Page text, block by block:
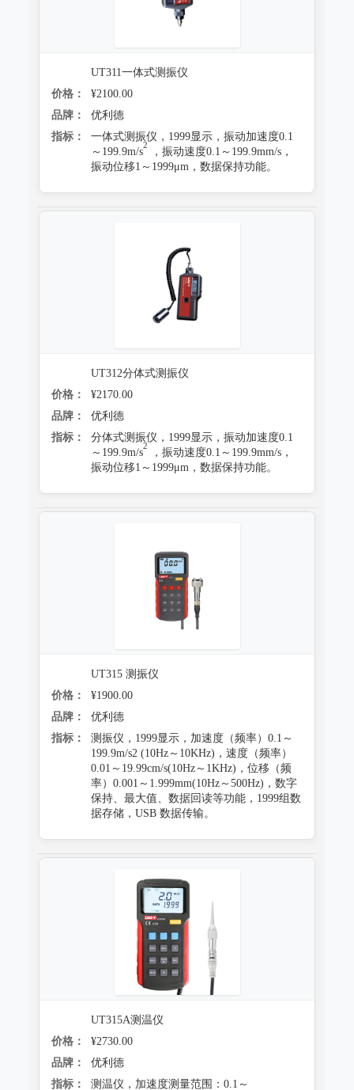
UT311一体式测振仪
价格：
¥2100.00
品牌：
优利德
指标：
一体式测振仪，1999显示，振动加速度0.1
～199.9m/s
2
，振动速度0.1～199.9mm/s，
振动位移1～1999μm，数据保持功能。
UT312分体式测振仪
价格：
¥2170.00
品牌：
优利德
指标：
分体式测振仪，1999显示，振动加速度0.1
～199.9m/s
2
，振动速度0.1～199.9mm/s，
振动位移1～1999μm，数据保持功能。
UT315 测振仪
价格：
¥1900.00
品牌：
优利德
指标：
测振仪，1999显示，加速度（频率）0.1～
199.9m/s2 (10Hz～10KHz)，速度（频率）
0.01～19.99cm/s(10Hz～1KHz)，位移（频
率）0.001～1.999mm(10Hz～500Hz)，数字
保持、最大值、数据回读等功能，1999组数
据存储，USB 数据传输。
UT315A测温仪
价格：
¥2730.00
品牌：
优利德
指标：
测温仪，加速度测量范围：0.1～